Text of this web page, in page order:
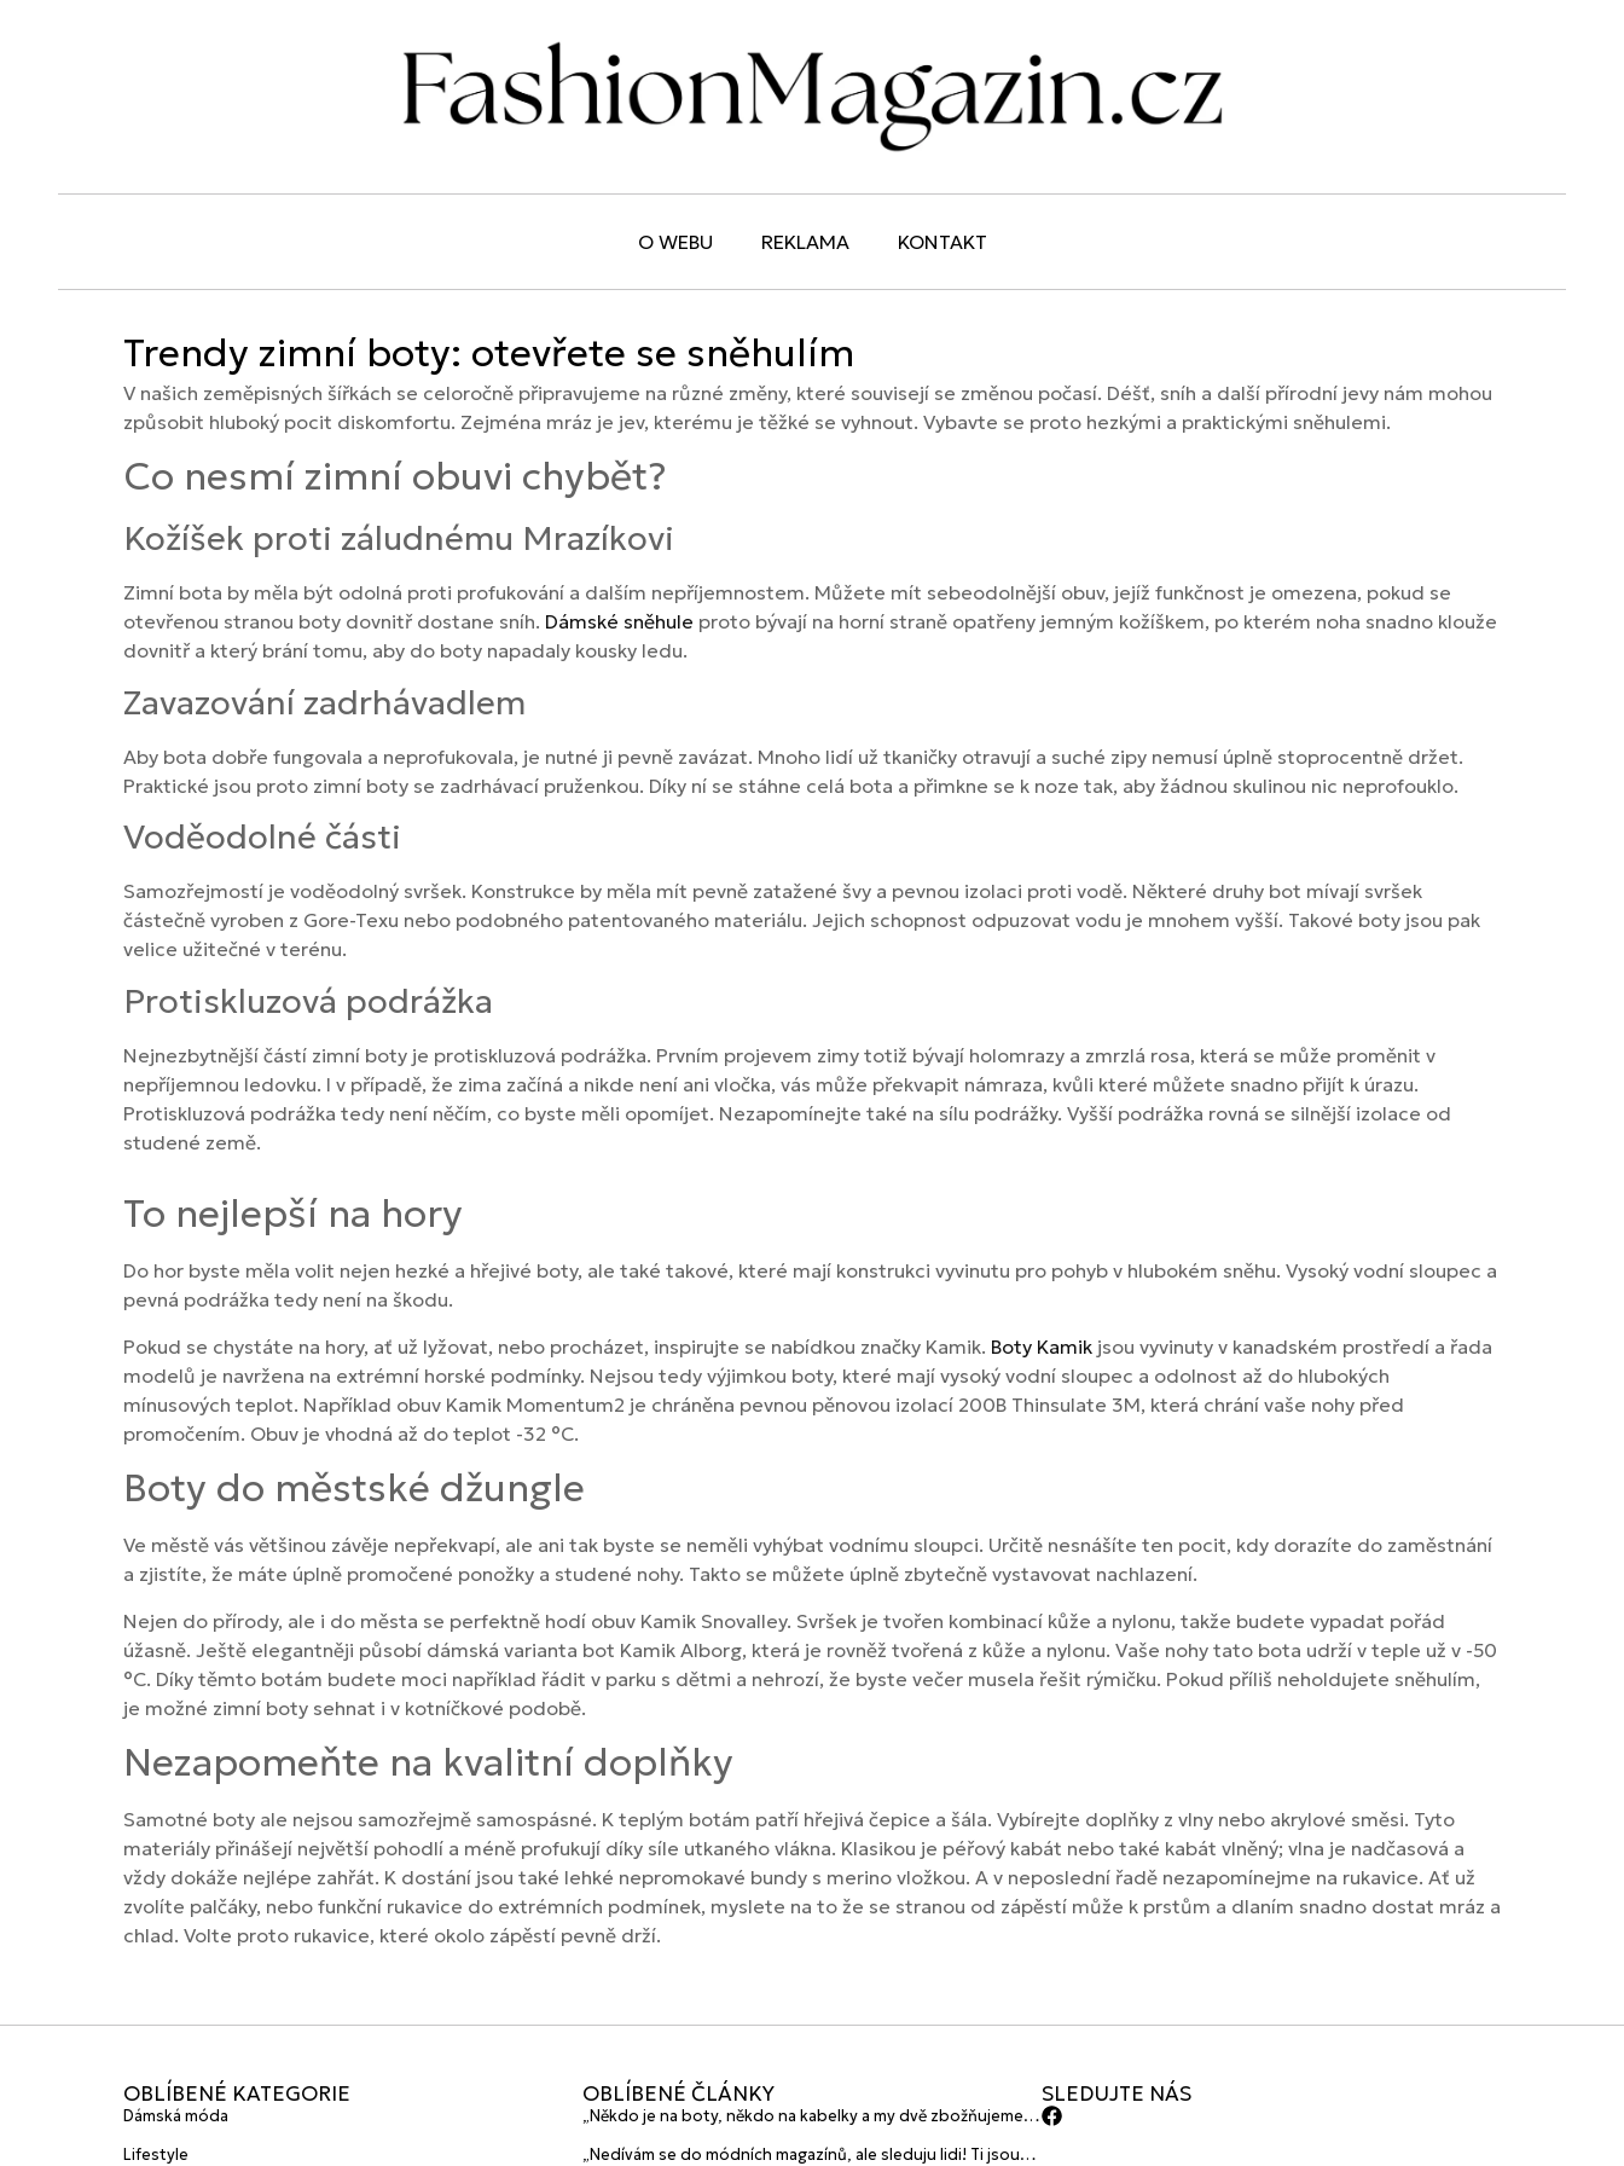
O WEBU REKLAMA KONTAKT
Trendy zimní boty: otevřete se sněhulím
V našich zeměpisných šířkách se celoročně připravujeme na různé změny, které souvisejí se změnou počasí. Déšť, sníh a další přírodní jevy nám mohou
způsobit hluboký pocit diskomfortu. Zejména mráz je jev, kterému je těžké se vyhnout. Vybavte se proto hezkými a praktickými sněhulemi.
Co nesmí zimní obuvi chybět?
Kožíšek proti záludnému Mrazíkovi
Zimní bota by měla být odolná proti profukování a dalším nepříjemnostem. Můžete mít sebeodolnější obuv, jejíž funkčnost je omezena, pokud se
otevřenou stranou boty dovnitř dostane sníh. Dámské sněhule proto bývají na horní straně opatřeny jemným kožíškem, po kterém noha snadno klouže
dovnitř a který brání tomu, aby do boty napadaly kousky ledu.
Zavazování zadrhávadlem
Aby bota dobře fungovala a neprofukovala, je nutné ji pevně zavázat. Mnoho lidí už tkaničky otravují a suché zipy nemusí úplně stoprocentně držet.
Praktické jsou proto zimní boty se zadrhávací pruženkou. Díky ní se stáhne celá bota a přimkne se k noze tak, aby žádnou skulinou nic neprofouklo.
Voděodolné části
Samozřejmostí je voděodolný svršek. Konstrukce by měla mít pevně zatažené švy a pevnou izolaci proti vodě. Některé druhy bot mívají svršek
částečně vyroben z Gore-Texu nebo podobného patentovaného materiálu. Jejich schopnost odpuzovat vodu je mnohem vyšší. Takové boty jsou pak
velice užitečné v terénu.
Protiskluzová podrážka
Nejnezbytnější částí zimní boty je protiskluzová podrážka. Prvním projevem zimy totiž bývají holomrazy a zmrzlá rosa, která se může proměnit v
nepříjemnou ledovku. I v případě, že zima začíná a nikde není ani vločka, vás může překvapit námraza, kvůli které můžete snadno přijít k úrazu.
Protiskluzová podrážka tedy není něčím, co byste měli opomíjet. Nezapomínejte také na sílu podrážky. Vyšší podrážka rovná se silnější izolace od
studené země.
To nejlepší na hory
Do hor byste měla volit nejen hezké a hřejivé boty, ale také takové, které mají konstrukci vyvinutu pro pohyb v hlubokém sněhu. Vysoký vodní sloupec a
pevná podrážka tedy není na škodu.
Pokud se chystáte na hory, ať už lyžovat, nebo procházet, inspirujte se nabídkou značky Kamik. Boty Kamik jsou vyvinuty v kanadském prostředí a řada
modelů je navržena na extrémní horské podmínky. Nejsou tedy výjimkou boty, které mají vysoký vodní sloupec a odolnost až do hlubokých
mínusových teplot. Například obuv Kamik Momentum2 je chráněna pevnou pěnovou izolací 200B Thinsulate 3M, která chrání vaše nohy před
promočením. Obuv je vhodná až do teplot -32 °C.
Boty do městské džungle
Ve městě vás většinou závěje nepřekvapí, ale ani tak byste se neměli vyhýbat vodnímu sloupci. Určitě nesnášíte ten pocit, kdy dorazíte do zaměstnání
a zjistíte, že máte úplně promočené ponožky a studené nohy. Takto se můžete úplně zbytečně vystavovat nachlazení.
Nejen do přírody, ale i do města se perfektně hodí obuv Kamik Snovalley. Svršek je tvořen kombinací kůže a nylonu, takže budete vypadat pořád
úžasně. Ještě elegantněji působí dámská varianta bot Kamik Alborg, která je rovněž tvořená z kůže a nylonu. Vaše nohy tato bota udrží v teple už v -50
°C. Díky těmto botám budete moci například řádit v parku s dětmi a nehrozí, že byste večer musela řešit rýmičku. Pokud příliš neholdujete sněhulím,
je možné zimní boty sehnat i v kotníčkové podobě.
Nezapomeňte na kvalitní doplňky
Samotné boty ale nejsou samozřejmě samospásné. K teplým botám patří hřejivá čepice a šála. Vybírejte doplňky z vlny nebo akrylové směsi. Tyto
materiály přinášejí největší pohodlí a méně profukují díky síle utkaného vlákna. Klasikou je péřový kabát nebo také kabát vlněný; vlna je nadčasová a
vždy dokáže nejlépe zahřát. K dostání jsou také lehké nepromokavé bundy s merino vložkou. A v neposlední řadě nezapomínejme na rukavice. Ať už
zvolíte palčáky, nebo funkční rukavice do extrémních podmínek, myslete na to že se stranou od zápěstí může k prstům a dlaním snadno dostat mráz a
chlad. Volte proto rukavice, které okolo zápěstí pevně drží.
OBLÍBENÉ KATEGORIE
Dámská móda
Lifestyle
OBLÍBENÉ ČLÁNKY
„Někdo je na boty, někdo na kabelky a my dvě zbožňujeme
„Nedívám se do módních magazínů, ale sleduju lidi! Ti jsou
SLEDUJTE NÁS